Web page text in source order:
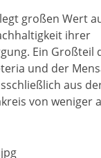
großen Wert
ihrer
Ein Großteil
und der
aus
von weniger